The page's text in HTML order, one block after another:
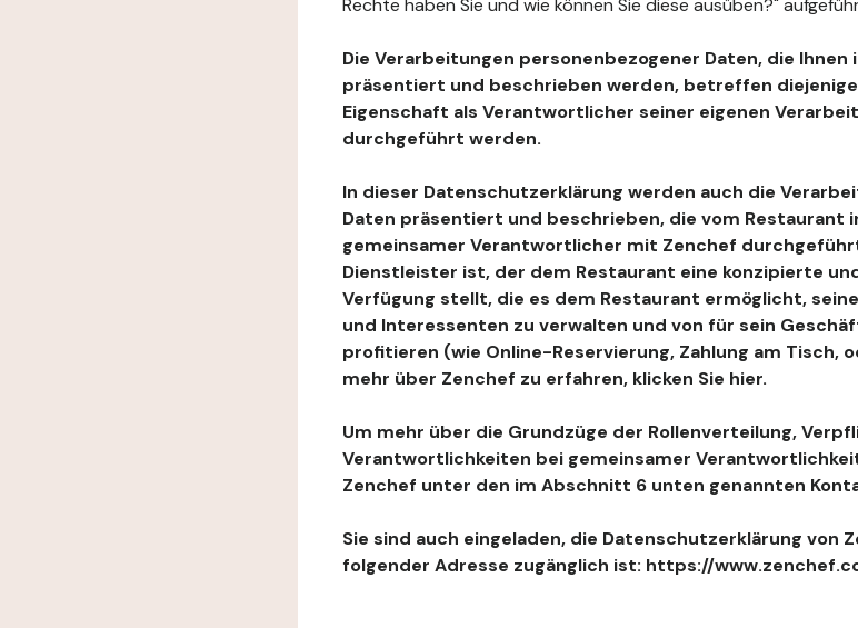
Rechte haben Sie und wie können Sie diese ausüben?"
Die Verarbeitungen personenbezogener Daten, die
präsentiert und beschrieben werden, betreffen
Eigenschaft als Verantwortlicher seiner eigenen
durchgeführt werden.
In dieser Datenschutzerklärung werden auch die
Daten präsentiert und beschrieben, die vom Restaurant
gemeinsamer Verantwortlicher mit Zenchef
Dienstleister ist, der dem Restaurant eine konzipierte
Verfügung stellt, die es dem Restaurant ermöglicht,
und Interessenten zu verwalten und von für sein
profitieren (wie Online-Reservierung, Zahlung am Tisch,
mehr über Zenchef zu erfahren, klicken Sie hier.
Um mehr über die Grundzüge der Rollenverteilung,
Verantwortlichkeiten bei gemeinsamer
Zenchef unter den im Abschnitt 6 unten genannten
Sie sind auch eingeladen, die Datenschutzerklärung von
folgender Adresse zugänglich ist: https://